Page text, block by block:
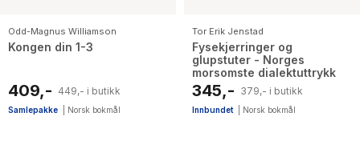
Odd-Magnus Williamson
Kongen din 1-3
409,- 449,- i butikk
Samlepakke Norsk bokmål
Tor Erik Jenstad
Fysekjerringer og
glupstuter - Norges
morsomste dialektuttrykk
345,- 379,- i butikk
Innbundet Norsk bokmål